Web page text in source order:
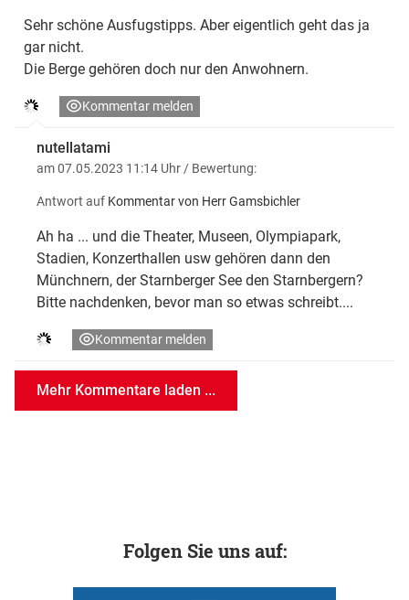
Sehr schöne Ausfugstipps. Aber eigentlich geht das ja
gar nicht.
Die Berge gehören doch nur den Anwohnern.
Kommentar melden
nutellatami
am 07.05.2023 11:14 Uhr / Bewertung:
Antwort auf Kommentar von Herr Gamsbichler
Ah ha ... und die Theater, Museen, Olympiapark,
Stadien, Konzerthallen usw gehören dann den
Münchnern, der Starnberger See den Starnbergern?
Bitte nachdenken, bevor man so etwas schreibt....
Kommentar melden
Mehr Kommentare laden ...
Folgen Sie uns auf: